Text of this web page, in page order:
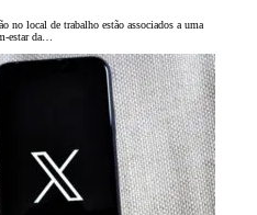
no local de trabalho estão associados a uma
estar da…